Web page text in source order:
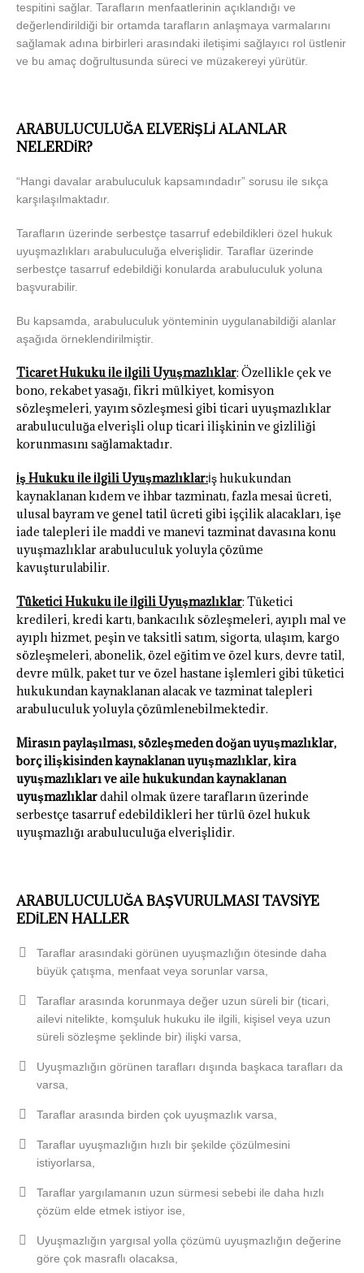
tespitini sağlar. Tarafların menfaatlerinin açıklandığı ve
değerlendirildiği bir ortamda tarafların anlaşmaya varmalarını
sağlamak adına birbirleri arasındaki iletişimi sağlayıcı rol üstlenir
ve bu amaç doğrultusunda süreci ve müzakereyi yürütür.
ARABULUCULUĞA ELVERİŞLİ ALANLAR
NELERDİR?
“Hangi davalar arabuluculuk kapsamındadır” sorusu ile sıkça
karşılaşılmaktadır.
Tarafların üzerinde serbestçe tasarruf edebildikleri özel hukuk
uyuşmazlıkları arabuluculuğa elverişlidir. Taraflar üzerinde
serbestçe tasarruf edebildiği konularda arabuluculuk yoluna
başvurabilir.
Bu kapsamda, arabuluculuk yönteminin uygulanabildiği alanlar
aşağıda örneklendirilmiştir.
Ticaret Hukuku İle İlgili Uyuşmazlıklar: Özellikle çek ve
bono, rekabet yasağı, fikri mülkiyet, komisyon
sözleşmeleri, yayım sözleşmesi gibi ticari uyuşmazlıklar
arabuluculuğa elverişli olup ticari ilişkinin ve gizliliği
korunmasını sağlamaktadır.
İş Hukuku İle İlgili Uyuşmazlıklar:İş hukukundan
kaynaklanan kıdem ve ihbar tazminatı, fazla mesai ücreti,
ulusal bayram ve genel tatil ücreti gibi işçilik alacakları, işe
iade talepleri ile maddi ve manevi tazminat davasına konu
uyuşmazlıklar arabuluculuk yoluyla çözüme
kavuşturulabilir.
Tüketici Hukuku İle İlgili Uyuşmazlıklar: Tüketici
kredileri, kredi kartı, bankacılık sözleşmeleri, ayıplı mal ve
ayıplı hizmet, peşin ve taksitli satım, sigorta, ulaşım, kargo
sözleşmeleri, abonelik, özel eğitim ve özel kurs, devre tatil,
devre mülk, paket tur ve özel hastane işlemleri gibi tüketici
hukukundan kaynaklanan alacak ve tazminat talepleri
arabuluculuk yoluyla çözümlenebilmektedir.
Mirasın paylaşılması, sözleşmeden doğan uyuşmazlıklar,
borç ilişkisinden kaynaklanan uyuşmazlıklar, kira
uyuşmazlıkları ve aile hukukundan kaynaklanan
uyuşmazlıklardahil olmak üzere tarafların üzerinde
serbestçe tasarruf edebildikleri her türlü özel hukuk
uyuşmazlığı arabuluculuğa elverişlidir.
ARABULUCULUĞA BAŞVURULMASI TAVSİYE
EDİLEN HALLER
Taraflar arasındaki görünen uyuşmazlığın ötesinde daha
büyük çatışma, menfaat veya sorunlar varsa,
Taraflar arasında korunmaya değer uzun süreli bir (ticari,
ailevi nitelikte, komşuluk hukuku ile ilgili, kişisel veya uzun
süreli sözleşme şeklinde bir) ilişki varsa,
Uyuşmazlığın görünen tarafları dışında başkaca tarafları da
varsa,
Taraflar arasında birden çok uyuşmazlık varsa,
Taraflar uyuşmazlığın hızlı bir şekilde çözülmesini
istiyorlarsa,
Taraflar yargılamanın uzun sürmesi sebebi ile daha hızlı
çözüm elde etmek istiyor ise,
Uyuşmazlığın yargısal yolla çözümü uyuşmazlığın değerine
göre çok masraflı olacaksa,